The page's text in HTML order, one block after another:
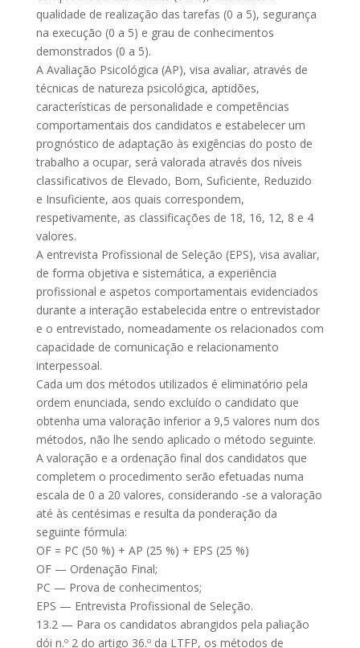
qualidade de realização das tarefas (0 a 5), segurança
na execução (0 a 5) e grau de conhecimentos
demonstrados (0 a 5).
A Avaliação Psicológica (AP), visa avaliar, através de
técnicas de natureza psicológica, aptidões,
características de personalidade e competências
comportamentais dos candidatos e estabelecer um
prognóstico de adaptação às exigências do posto de
trabalho a ocupar, será valorada através dos níveis
classificativos de Elevado, Bom, Suficiente, Reduzido
e Insuficiente, aos quais correspondem,
respetivamente, as classificações de 18, 16, 12, 8 e 4
valores.
A entrevista Profissional de Seleção (EPS), visa avaliar,
de forma objetiva e sistemática, a experiência
profissional e aspetos comportamentais evidenciados
durante a interação estabelecida entre o entrevistador
e o entrevistado, nomeadamente os relacionados com
capacidade de comunicação e relacionamento
interpessoal.
Cada um dos métodos utilizados é eliminatório pela
ordem enunciada, sendo excluído o candidato que
obtenha uma valoração inferior a 9,5 valores num dos
métodos, não lhe sendo aplicado o método seguinte.
A valoração e a ordenação final dos candidatos que
completem o procedimento serão efetuadas numa
escala de 0 a 20 valores, considerando -se a valoração
até às centésimas e resulta da ponderação da
seguinte fórmula:
OF = PC (50 %) + AP (25 %) + EPS (25 %)
OF — Ordenação Final;
PC — Prova de conhecimentos;
EPS — Entrevista Profissional de Seleção.
13.2 — Para os candidatos abrangidos pela paliação
dói n.º 2 do artigo 36.º da LTFP, os métodos de